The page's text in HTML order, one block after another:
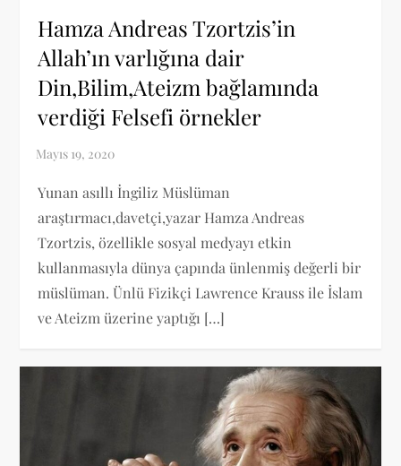
Hamza Andreas Tzortzis’in
Allah’ın varlığına dair
Din,Bilim,Ateizm bağlamında
verdiği Felsefi örnekler
Yunan asıllı İngiliz Müslüman
araştırmacı,davetçi,yazar Hamza Andreas
Tzortzis, özellikle sosyal medyayı etkin
kullanmasıyla dünya çapında ünlenmiş değerli bir
müslüman. Ünlü Fizikçi Lawrence Krauss ile İslam
ve Ateizm üzerine yaptığı […]